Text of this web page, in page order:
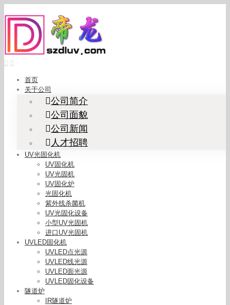
to
content
首页
关于公司
公司简介
公司面貌
公司新闻
人才招聘
UV光固化机
UV固化机
UV光固机
UV固化炉
光固化机
紫外线杀菌机
UV光固化设备
小型UV光固机
进口UV光固机
UVLED固化机
UVLED点光源
UVLED线光源
UVLED面光源
UVLED固化设备
隧道炉
IR隧道炉